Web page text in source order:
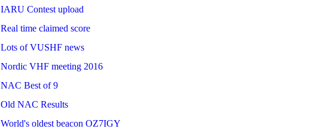
IARU Contest upload
Real time claimed score
Lots of VUSHF news
Nordic VHF meeting 2016
NAC Best of 9
Old NAC Results
World's oldest beacon OZ7IGY